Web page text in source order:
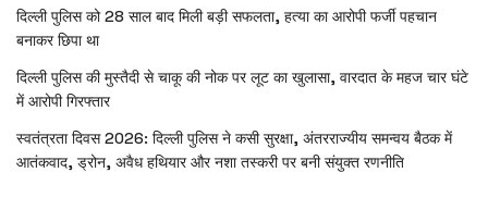
दिल्ली पुलिस को 28 साल बाद मिली बड़ी सफलता, हत्या का आरोपी फर्जी पहचान
बनाकर छिपा था
दिल्ली पुलिस की मुस्तैदी से चाकू की नोक पर लूट का खुलासा, वारदात के महज चार घंटे
में आरोपी गिरफ्तार
स्वतंत्रता दिवस 2026: दिल्ली पुलिस ने कसी सुरक्षा, अंतरराज्यीय समन्वय बैठक में
आतंकवाद, ड्रोन, अवैध हथियार और नशा तस्करी पर बनी संयुक्त रणनीति